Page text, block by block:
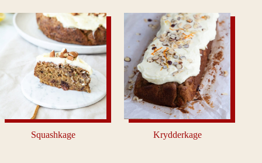
Squashkage Krydderkage